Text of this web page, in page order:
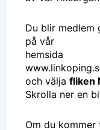
Du blir
på vår
hemsida
och välja fliken
Skrolla ner en
Om du